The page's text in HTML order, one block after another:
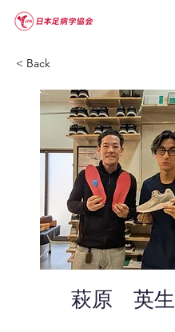
< Back
萩原 英生